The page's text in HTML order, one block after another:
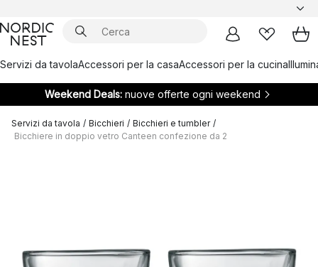
Servizi da tavolaAccessori per la casaAccessori per la cucina
Weekend Deals: nuove offerte ogni weekend
Servizi da tavola / Bicchieri / Bicchieri e tumbler /
Bicchiere in doppio vetro Canteen confezione da 2